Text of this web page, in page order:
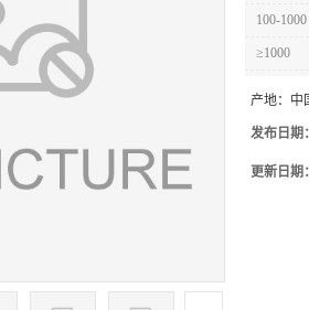
100-1000
≥1000
产地： 中
发布日期
更新日期